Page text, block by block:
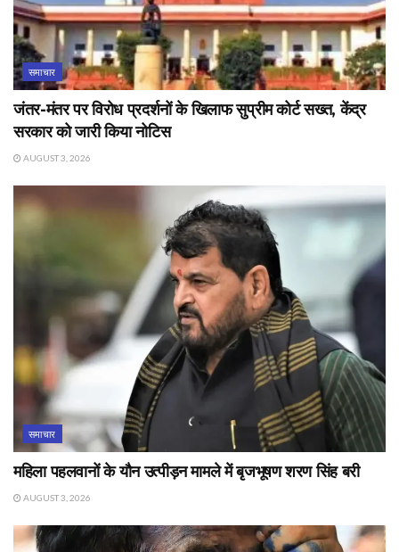
समाचार
जंतर-मंतर पर विरोध प्रदर्शनों के खिलाफ सुप्रीम कोर्ट सख्त, केंद्र
सरकार को जारी किया नोटिस
AUGUST 3, 2026
समाचार
महिला पहलवानों के यौन उत्पीड़न मामले में बृजभूषण शरण सिंह बरी
AUGUST 3, 2026